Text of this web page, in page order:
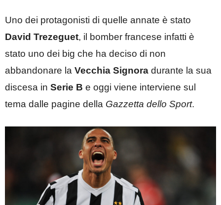
Uno dei protagonisti di quelle annate è stato
David Trezeguet, il bomber francese infatti è
stato uno dei big che ha deciso di non
abbandonare la Vecchia Signora durante la sua
discesa in Serie B e oggi viene interviene sul
tema dalle pagine della Gazzetta dello Sport.